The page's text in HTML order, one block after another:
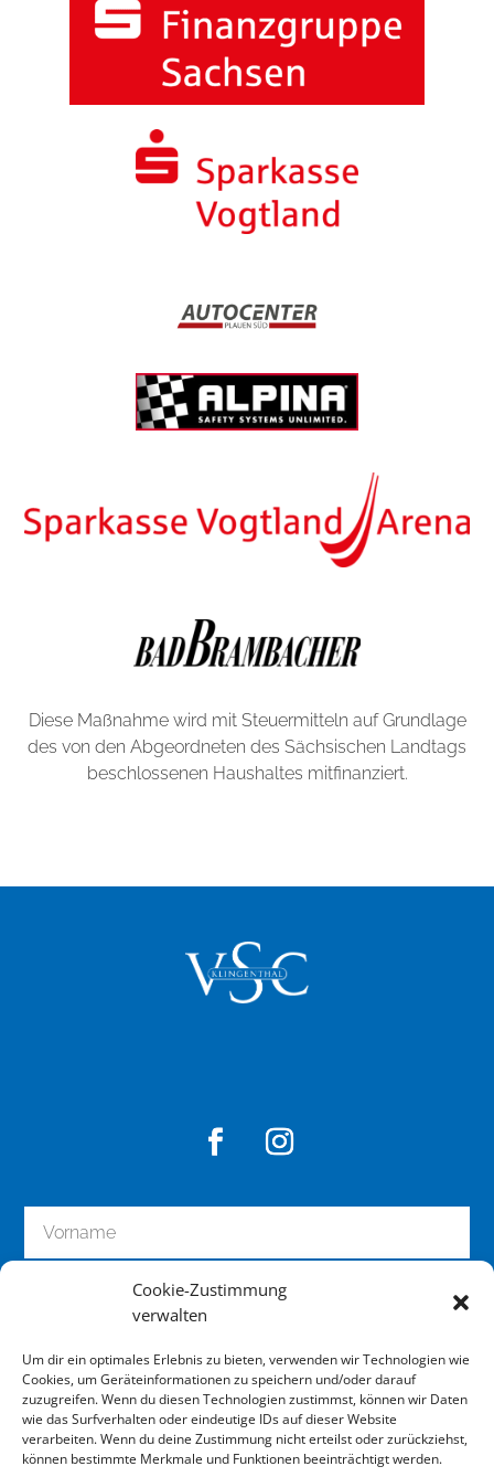
Cookie-Zustimmung
verwalten
Um dir ein optimales Erlebnis zu bieten, verwenden wir Technologien wie
Cookies, um Geräteinformationen zu speichern und/oder darauf
zuzugreifen. Wenn du diesen Technologien zustimmst, können wir Daten
wie das Surfverhalten oder eindeutige IDs auf dieser Website
verarbeiten. Wenn du deine Zustimmung nicht erteilst oder zurückziehst,
können bestimmte Merkmale und Funktionen beeinträchtigt werden.
Diese Maßnahme wird mit Steuermitteln auf Grundlage
des von den Abgeordneten des Sächsischen Landtags
beschlossenen Haushaltes mitfinanziert.
zum Newsletter anmelden